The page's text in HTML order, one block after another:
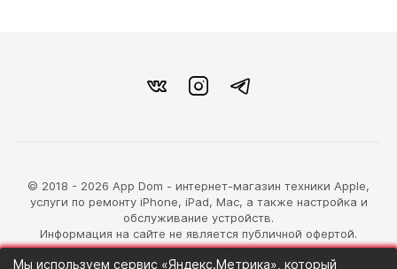
© 2018 - 2026 App Dom - интернет-магазин техники Apple,
услуги по ремонту iPhone, iPad, Mac, а также настройка и
обслуживание устройств.
Информация на сайте не является публичной офертой.
Мы используем сервис «Яндекс.Метрика», который